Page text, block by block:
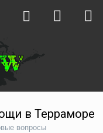
в Терраморе
вопросы